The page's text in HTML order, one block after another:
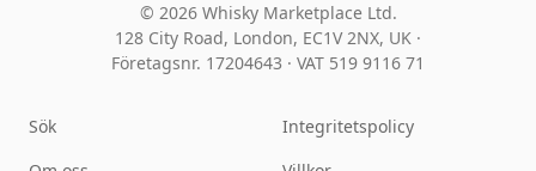
© 2026 Whisky Marketplace Ltd.
128 City Road, London, EC1V 2NX, UK ·
Företagsnr. 17204643 · VAT 519 9116 71
Sök
Integritetspolicy